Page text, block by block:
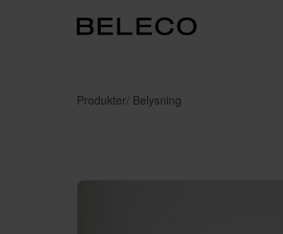
Produkter/ Belysning